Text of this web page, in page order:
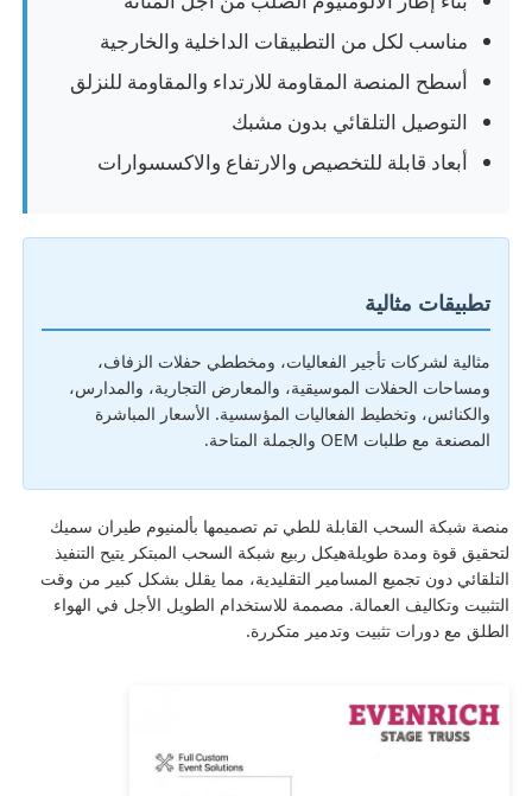
بيت
منتجات
مقاطع الفيديو
معلومات عنا
مراقبة الجودة
مناسب لكل من التطبيقات الداخلية والخارجية
أسطح المنصة المقاومة للارتداء والمقاومة للنزلق
التوصيل التلقائي بدون مشبك
أبعاد قابلة للتخصيص والارتفاع والاكسسوارات
تطبيقات مثالية
مثالية لشركات تأجير الفعاليات، ومخططي حفلات الزفاف،
ومساحات الحفلات الموسيقية، والمعارض التجارية، والمدارس،
والكنائس، وتخطيط الفعاليات المؤسسية. الأسعار المباشرة
المصنعة مع طلبات OEM والجملة المتاحة.
منصة شبكة السحب القابلة للطي تم تصميمها بألمنيوم طيران سميك
لتحقيق قوة ومدة طويلةهيكل ربيع شبكة السحب المبتكر يتيح التنفيذ
التلقائي دون تجميع المسامير التقليدية، مما يقلل بشكل كبير من وقت
التثبيت وتكاليف العمالة. مصممة للاستخدام الطويل الأجل في الهواء
الطلق مع دورات تثبيت وتدمير متكررة.